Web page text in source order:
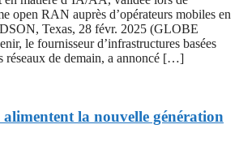
open RAN auprès d’opérateurs mobiles en
Texas, 28 févr. 2025 (GLOBE
le fournisseur d’infrastructures basées
réseaux de demain, a annoncé […]
la nouvelle génération